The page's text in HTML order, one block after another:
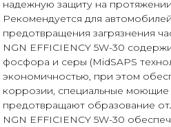
надежную защиту на
Рекомендуется для
предотвращения загрязнения
NGN EFFICIENCY 5W-30
фосфора и серы (MidSAPS
экономичностью, при этом
коррозии, специальные моющие
предотвращают образование
NGN EFFICIENCY 5W-30